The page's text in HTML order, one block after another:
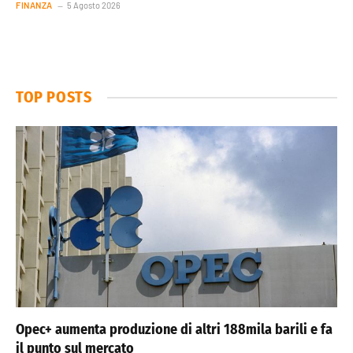
FINANZA 5 Agosto 2026
TOP POSTS
Opec+ aumenta produzione di altri 188mila barili e fa
il punto sul mercato